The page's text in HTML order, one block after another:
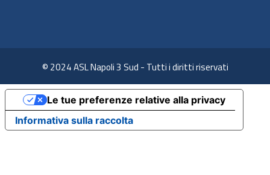
© 2024 ASL Napoli 3 Sud - Tutti i diritti riservati
Informativa sulla raccolta
Le tue preferenze relative alla privacy